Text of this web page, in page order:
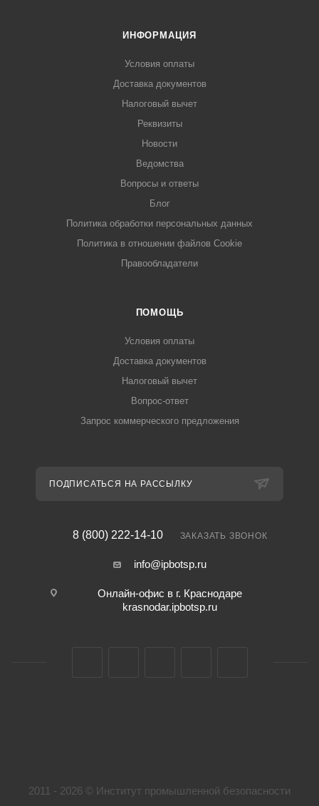
ИНФОРМАЦИЯ
Условия оплаты
Доставка документов
Налоговый вычет
Реквизиты
Новости
Ведомства
Вопросы и ответы
Блог
Политика обработки персональных данных
Политика в отношении файлов Cookie
Правообладатели
ПОМОЩЬ
Условия оплаты
Доставка документов
Налоговый вычет
Вопрос-ответ
Запрос коммерческого предложения
ПОДПИСАТЬСЯ НА РАССЫЛКУ
8 (800) 222-14-10 ЗАКАЗАТЬ ЗВОНОК
info@ipbotsp.ru
Онлайн-офис в г. Краснодаре
krasnodar.ipbotsp.ru
2011 - 2026 © Институт промышленной безопасности